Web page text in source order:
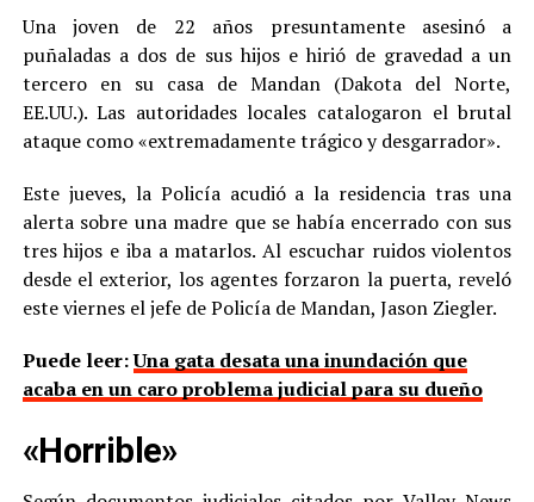
Una joven de 22 años presuntamente asesinó a
puñaladas a dos de sus hijos e hirió de gravedad a un
tercero en su casa de Mandan (Dakota del Norte,
EE.UU.). Las autoridades locales catalogaron el brutal
ataque como «extremadamente trágico y desgarrador».
Este jueves, la Policía acudió a la residencia tras una
alerta sobre una madre que se había encerrado con sus
tres hijos e iba a matarlos. Al escuchar ruidos violentos
desde el exterior, los agentes forzaron la puerta, reveló
este viernes el jefe de Policía de Mandan, Jason Ziegler.
Puede leer:Una gata desata una inundación que
acaba en un caro problema judicial para su dueño
«Horrible»